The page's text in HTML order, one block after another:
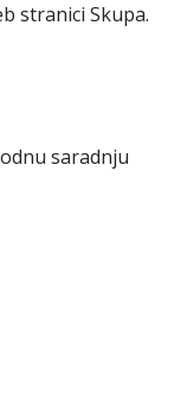
stranici Skupa.
saradnju